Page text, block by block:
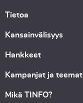
Tietoa
Kansainvälisyys
Hankkeet
Kampanjat ja teemat
Mikä TINFO?